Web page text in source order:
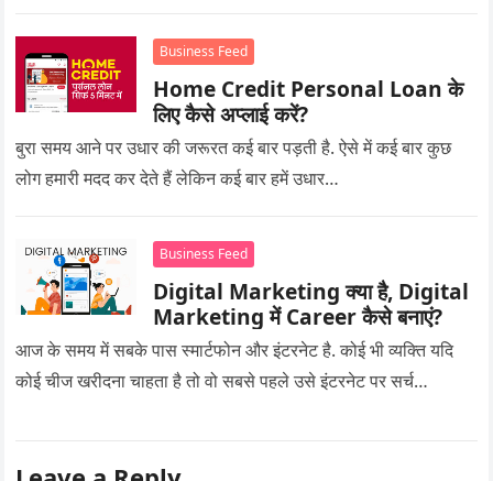
Business Feed
Home Credit Personal Loan के
लिए कैसे अप्लाई करें?
बुरा समय आने पर उधार की जरूरत कई बार पड़ती है. ऐसे में कई बार कुछ
लोग हमारी मदद कर देते हैं लेकिन कई बार हमें उधार…
Business Feed
Digital Marketing क्या है, Digital
Marketing में Career कैसे बनाएं?
आज के समय में सबके पास स्मार्टफोन और इंटरनेट है. कोई भी व्यक्ति यदि
कोई चीज खरीदना चाहता है तो वो सबसे पहले उसे इंटरनेट पर सर्च…